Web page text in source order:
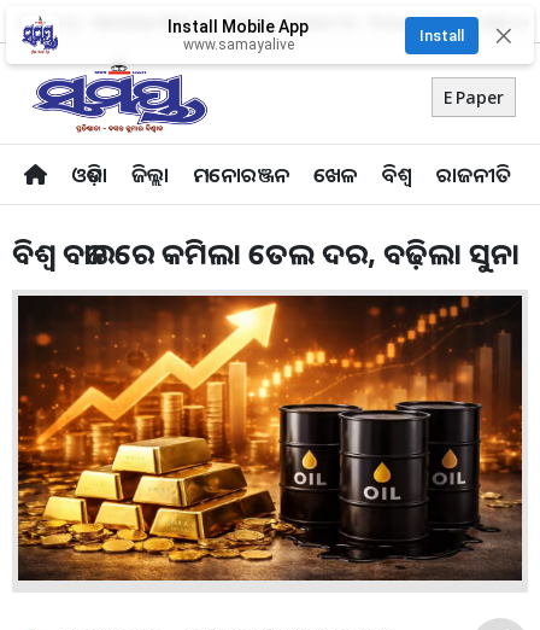
About Us Advertise With Us Career Contact Us Privacy Policy
E Paper
ଓଡ଼ିଶା ଜିଲ୍ଲା ମନୋରଞ୍ଜନ ଖେଳ ବିଶ୍ବ ରାଜନୀତି
Install Mobile App
www.samayalive
Install ✕
ବିଶ୍ୱ ବଜାରରେ କମିଲା ତେଲ ଦର, ବଢ଼ିଲା ସୁନା